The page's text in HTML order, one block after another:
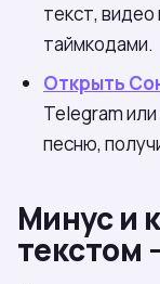
текст,
таймкодами.
Открыть
Telegram
песню,
Минус и
текстом